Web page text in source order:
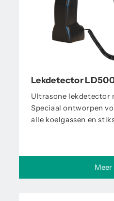
Lekdetector
Ultrasone lekdetector
Speciaal ontworpen
alle koelgassen en
Meer